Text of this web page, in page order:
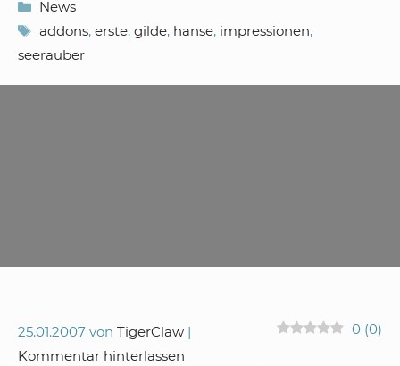
News
Schlagwörter
addons, erste, gilde, hanse, impressionen,
seerauber
25.01.2007 von TigerClaw 0 (0)
Kommentar hinterlassen